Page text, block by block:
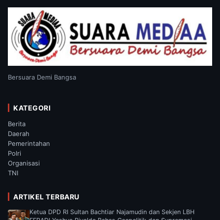
Bersuara Demi Bangsa
KATEGORI
Berita
Daerah
Pemerintahan
Polri
Organisasi
TNI
ARTIKEL TERBARU
Ketua DPD RI Sultan Bachtiar Najamudin dan Sekjen LBH